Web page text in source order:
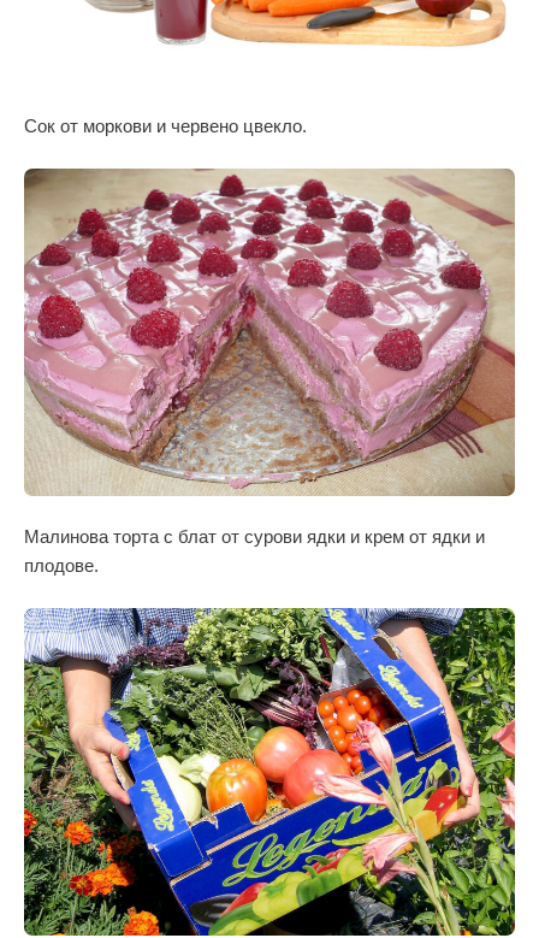
Сок от моркови и червено цвекло.
Малинова торта с блат от сурови ядки и крем от ядки и
плодове.